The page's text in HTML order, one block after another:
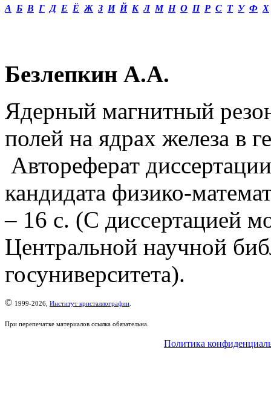
А Б В Г Д Е Ё Ж З И Й К Л М Н О П Р С Т У Ф Х
Безлепкин А.А.
Ядерный магнитный
полей на ядрах железа в
Автореферат
кандидата физико-
– 16 с. (С диссертацией
Центральной научной
госуниверситета).
© 1999-2026, Институт кристаллографии
При перепечатке материалов ссылка обязательна.
Политика